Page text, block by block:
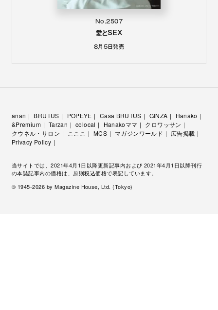
No.2507
愛とSEX
8月5日発売
anan BRUTUS POPEYE Casa BRUTUS GINZA
Hanako
&Premium
Tarzan colocal Hanakoママ
クロワッサン
クウネル・サロン
こここ MCS マガジンワールド
広告掲載
Privacy Policy
当サイトでは、2021年4月1日以降更新記事内および 2021年4月1日以降刊行
の本誌記事内の価格は、原則税込価格で表記しています。
© 1945-2026 by Magazine House, Ltd. (Tokyo)